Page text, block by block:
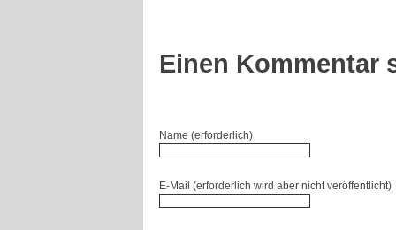
Einen Kommentar
Name (erforderlich)
E-Mail (erforderlich wird aber nicht veröffentlicht)